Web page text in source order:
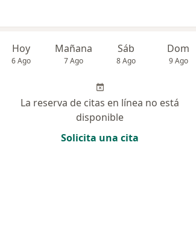
Hoy
6 Ago
Mañana
7 Ago
Sáb
8 Ago
Dom
9 Ago
La reserva de citas en línea no está
disponible
Solicita una cita